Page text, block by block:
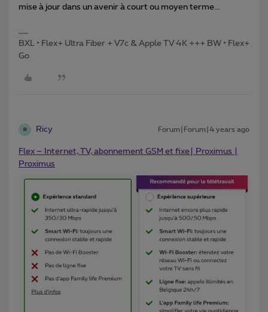
mise à jour dans un avenir à court ou moyen terme...
BXL • Flex+ Ultra Fiber + V7c & Apple TV 4K +++ BW • Flex+
Go
R Ricy Forum|Forum|4 years ago
Flex – Internet, TV, abonnement GSM et fixe| Proximus |
Proximus